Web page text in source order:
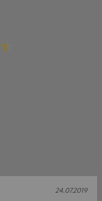
24.07.2019